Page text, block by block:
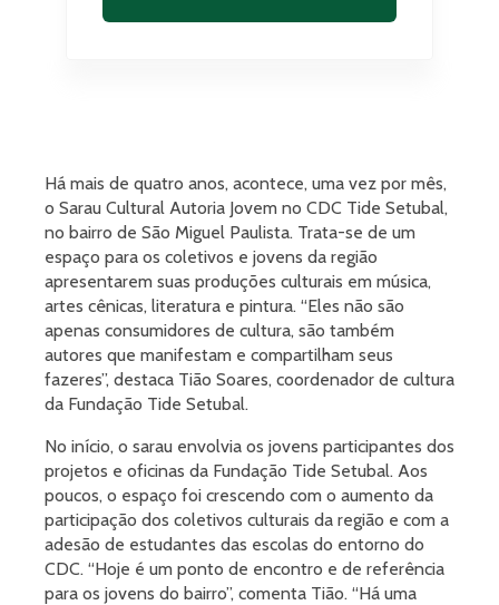
Há mais de quatro anos, acontece, uma vez por mês,
o Sarau Cultural Autoria Jovem no CDC Tide Setubal,
no bairro de São Miguel Paulista. Trata-se de um
espaço para os coletivos e jovens da região
apresentarem suas produções culturais em música,
artes cênicas, literatura e pintura. “Eles não são
apenas consumidores de cultura, são também
autores que manifestam e compartilham seus
fazeres”, destaca Tião Soares, coordenador de cultura
da Fundação Tide Setubal.
No início, o sarau envolvia os jovens participantes dos
projetos e oficinas da Fundação Tide Setubal. Aos
poucos, o espaço foi crescendo com o aumento da
participação dos coletivos culturais da região e com a
adesão de estudantes das escolas do entorno do
CDC. “Hoje é um ponto de encontro e de referência
para os jovens do bairro”, comenta Tião. “Há uma